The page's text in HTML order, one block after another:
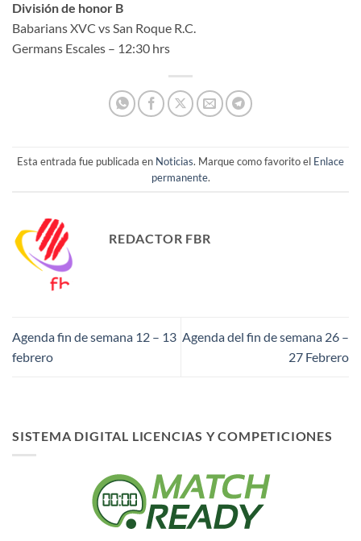
División de honor B
Babarians XVC vs San Roque R.C.
Germans Escales – 12:30 hrs
Esta entrada fue publicada en Noticias. Marque como favorito el Enlace
permanente.
REDACTOR FBR
Agenda fin de semana 12 – 13
febrero
Agenda del fin de semana 26 –
27 Febrero
SISTEMA DIGITAL LICENCIAS Y COMPETICIONES